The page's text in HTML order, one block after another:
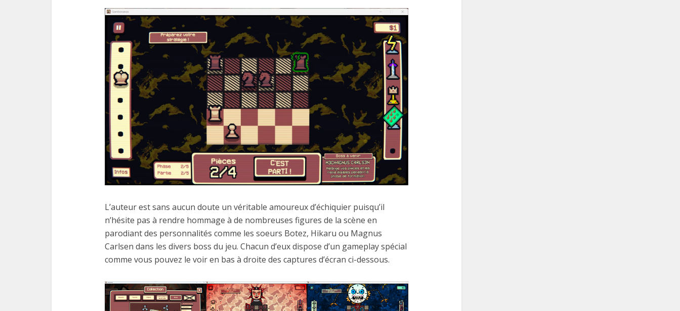
L’auteur est sans aucun doute un véritable amoureux d’échiquier puisqu’il
n’hésite pas à rendre hommage à de nombreuses figures de la scène en
parodiant des personnalités comme les soeurs Botez, Hikaru ou Magnus
Carlsen dans les divers boss du jeu. Chacun d’eux dispose d’un gameplay spécial
comme vous pouvez le voir en bas à droite des captures d’écran ci-dessous.